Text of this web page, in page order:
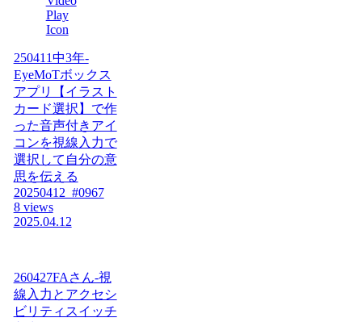
250411中3年-
EyeMoTボックス
アプリ【イラスト
カード選択】で作
った音声付きアイ
コンを視線入力で
選択して自分の意
思を伝える
20250412_#0967
8 views
2025.04.12
260427FAさん-視
線入力とアクセシ
ビリティスイッチ